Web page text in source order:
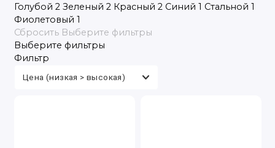
Голубой 2 Зеленый 2 Красный 2 Синий 1 Стальной 1
Фиолетовый 1
Сбросить Выберите фильтры
Выберите фильтры
Туризм
Электротранспорт
Фильтр